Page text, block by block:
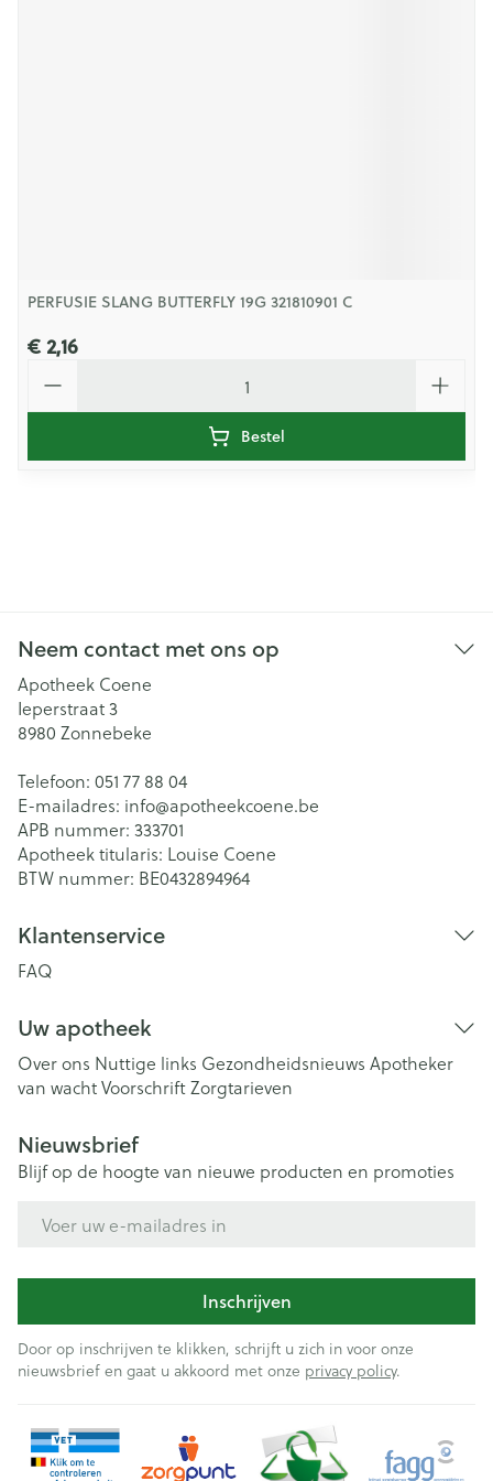
PERFUSIE SLANG BUTTERFLY 19G 321810901 C
€ 2,16
Bestel
Neem contact met ons op
Apotheek Coene
Ieperstraat 3
8980 Zonnebeke
Telefoon: 051 77 88 04
E-mailadres: info@apotheekcoene.be
APB nummer: 333701
Apotheek titularis: Louise Coene
BTW nummer: BE0432894964
Klantenservice
FAQ
Uw apotheek
Over ons Nuttige links Gezondheidsnieuws Apotheker
van wachtVoorschriftZorgtarieven
Nieuwsbrief
Blijf op de hoogte van nieuwe producten en promoties
Inschrijven
Door op inschrijven te klikken, schrijft u zich in voor onze
nieuwsbrief en gaat u akkoord met onze privacy policy.